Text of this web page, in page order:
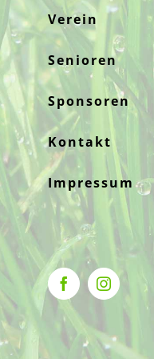
Verein
Senioren
Sponsoren
Kontakt
Impressum
FacebookInstagram